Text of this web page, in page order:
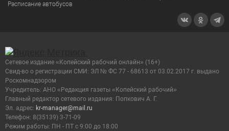
Расписание автобусов
Сетевое издание «Копейский рабочий онлайн» (16+)
Cвид-во о регистрации СМИ: ЭЛ № ФС 77 - 68613 от 03.02.2017 г. выдано
Роскомнадзором
Учредитель: АНО «Редакция газеты «Копейский рабочий»
Главный редактор сетевого издания: Попкович А. Г.
Эл. адрес: kr-manager@mail.ru
Телефон: 8(35139) 3-71-09
Режим работы: ПН - ПТ с 9:00 до 18:00